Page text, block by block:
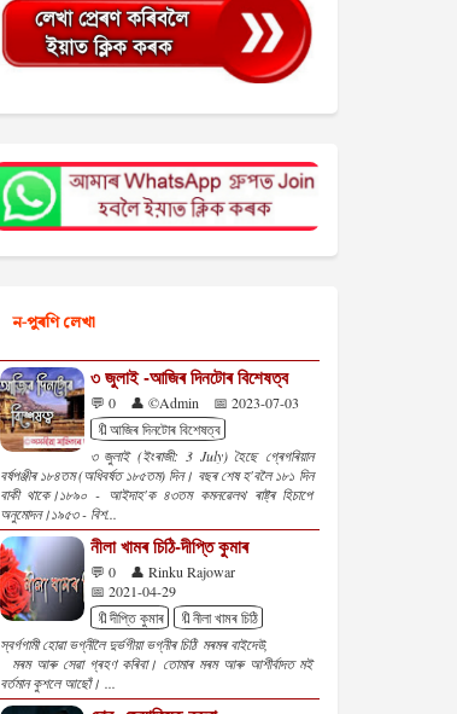
ন-পুৰণি লেখা
৩ জুলাই -আজিৰ দিনটোৰ বিশেষত্ব
💬 0 👤 ©Admin
📅 2023-07-03
🔖আজিৰ দিনটোৰ বিশেষত্ব
৩ জুলাই (ইংৰাজী: 3 July) হৈছে গ্ৰেগৰিয়ান
বৰ্ষপঞ্জীৰ ১৮৪তম (অধিবৰ্ষত ১৮৫তম) দিন। বছৰ শেষ হ'বলৈ ১৮১ দিন
বাকী থাকে।১৮৯০ - আইদাহ'ক ৪৩তম কমনৱেলথ ৰাষ্ট্ৰ হিচাপে
অনুমোদন।১৯৫৩ - বিশ...
নীলা খামৰ চিঠি-দীপ্তি কুমাৰ
💬 0
👤 Rinku Rajowar
📅 2021-04-29
🔖দীপ্তি কুমাৰ
🔖নীলা খামৰ চিঠি
স্বৰ্গগামী হোৱা ভগ্নীলৈ দুৰ্ভগীয়া ভগ্নীৰ চিঠি মৰমৰ বাইদেউ,
মৰম আৰু সেৱা গ্ৰহণ কৰিবা। তোমাৰ মৰম আৰু আশীৰ্বাদত মই
বৰ্তমান কুশলে আছোঁ। ...